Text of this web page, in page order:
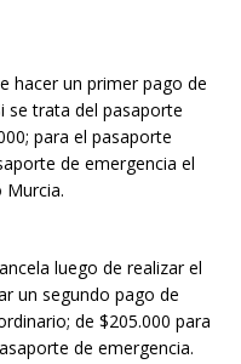
hacer un primer pago de
se trata del pasaporte
para el pasaporte
de emergencia el
Murcia.
luego de realizar el
un segundo pago de
de $205.000 para
de emergencia.